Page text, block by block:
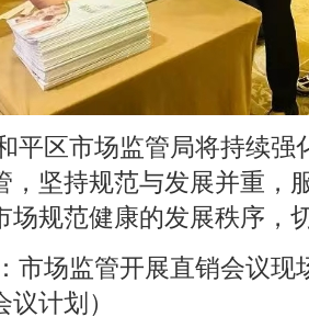
平区市场监管局将持续强
，坚持规范与发展并重，
场规范健康的发展秩序，
市场监管开展直销会议
计划）